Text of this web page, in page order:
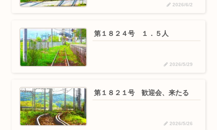
2026/6/2
第１８２４号 １．５人
2026/5/29
第１８２１号 歓迎会、来たる
2026/5/26